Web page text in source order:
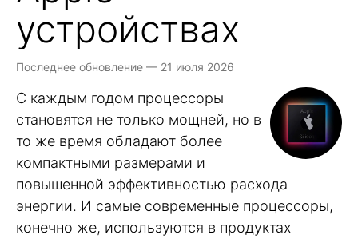
устройствах
Последнее обновление — 21 июля 2026
С каждым годом процессоры
становятся не только мощней, но в
то же время обладают более
компактными размерами и
повышенной эффективностью расхода
энергии. И самые современные процессоры,
конечно же, используются в продуктах